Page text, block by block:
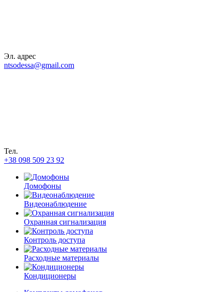
Эл. адрес
ntsodessa@gmail.com
Тел.
+38 098 509 23 92
Домофоны
Видеонаблюдение
Охранная сигнализация
Контроль доступа
Расходные материалы
Кондиционеры